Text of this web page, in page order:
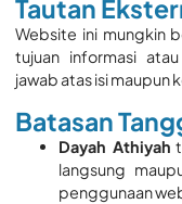
Tautan
Website ini mungkin
tujuan informasi
jawab atas isi maupun
Batasan
Dayah Athiyah
langsung
penggunaan